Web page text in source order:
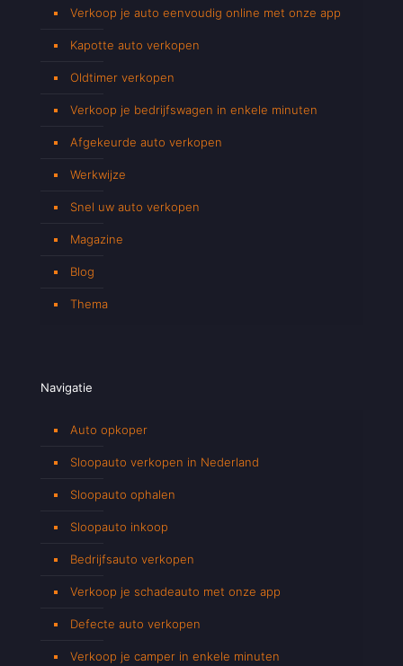
Verkoop je auto eenvoudig online met onze app
Kapotte auto verkopen
Oldtimer verkopen
Verkoop je bedrijfswagen in enkele minuten
Afgekeurde auto verkopen
Werkwijze
Snel uw auto verkopen
Magazine
Blog
Thema
Navigatie
Auto opkoper
Sloopauto verkopen in Nederland
Sloopauto ophalen
Sloopauto inkoop
Bedrijfsauto verkopen
Verkoop je schadeauto met onze app
Defecte auto verkopen
Verkoop je camper in enkele minuten